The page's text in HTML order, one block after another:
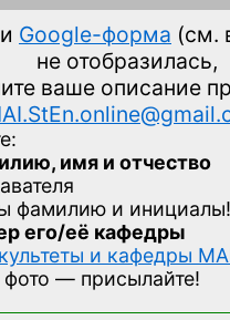
Google-форма (см.
не отобразилась,
ваше описание
имя и отчество
фамилию и
его/её кафедры
и кафедры
фото — присылайте!